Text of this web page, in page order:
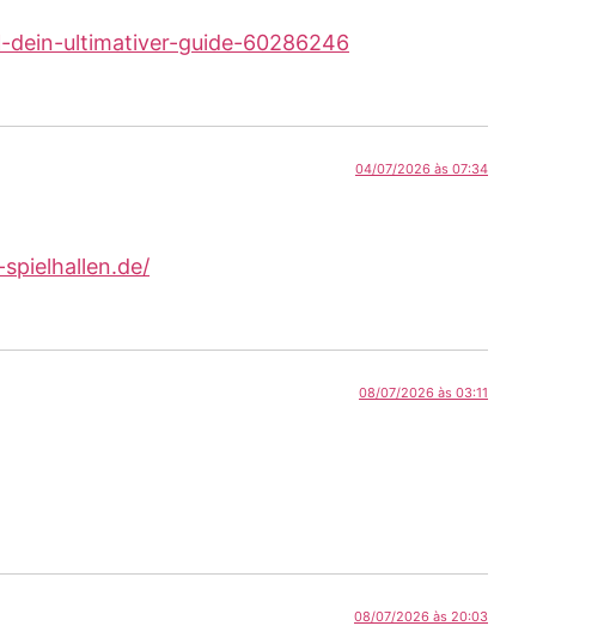
ultimativer-guide-60286246
04/07/2026 às 07:34
08/07/2026 às 03:11
08/07/2026 às 20:03